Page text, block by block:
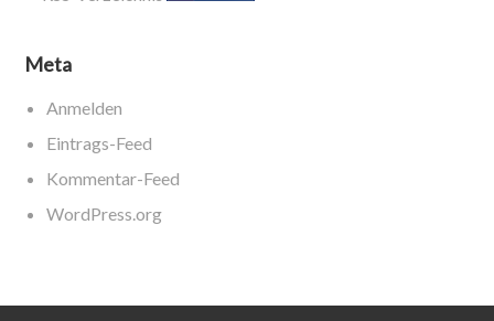
Meta
Anmelden
Eintrags-Feed
Kommentar-Feed
WordPress.org